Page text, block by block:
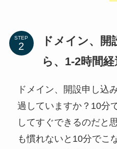
STEP
ドメイン、
ら、1-2時間
ドメイン、開設申し込
過していますか？10分
してすぐできるのだと
も慣れないと10分でこ